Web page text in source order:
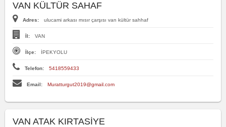
VAN KÜLTÜR SAHAF
Adres: ulucami arkası mısır çarşısı van kültür sahhaf
İl: VAN
İlçe: İPEKYOLU
Telefon: 5418559433
Email: Muratturgut2019@gmail.com
VAN ATAK KIRTASİYE